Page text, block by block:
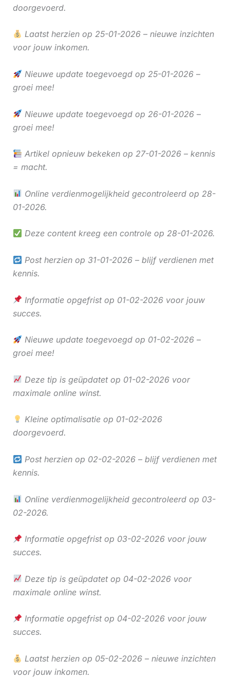
doorgevoerd.
Laatst herzien op 25-01-2026 – nieuwe inzichten
voor jouw inkomen.
Nieuwe update toegevoegd op 25-01-2026 –
groei mee!
Nieuwe update toegevoegd op 26-01-2026 –
groei mee!
Artikel opnieuw bekeken op 27-01-2026 – kennis
= macht.
Online verdienmogelijkheid gecontroleerd op 28-
01-2026.
Deze content kreeg een controle op 28-01-2026.
Post herzien op 31-01-2026 – blijf verdienen met
kennis.
Informatie opgefrist op 01-02-2026 voor jouw
succes.
Nieuwe update toegevoegd op 01-02-2026 –
groei mee!
Deze tip is geüpdatet op 01-02-2026 voor
maximale online winst.
Kleine optimalisatie op 01-02-2026
doorgevoerd.
Post herzien op 02-02-2026 – blijf verdienen met
kennis.
Online verdienmogelijkheid gecontroleerd op 03-
02-2026.
Informatie opgefrist op 03-02-2026 voor jouw
succes.
Deze tip is geüpdatet op 04-02-2026 voor
maximale online winst.
Informatie opgefrist op 04-02-2026 voor jouw
succes.
Laatst herzien op 05-02-2026 – nieuwe inzichten
voor jouw inkomen.